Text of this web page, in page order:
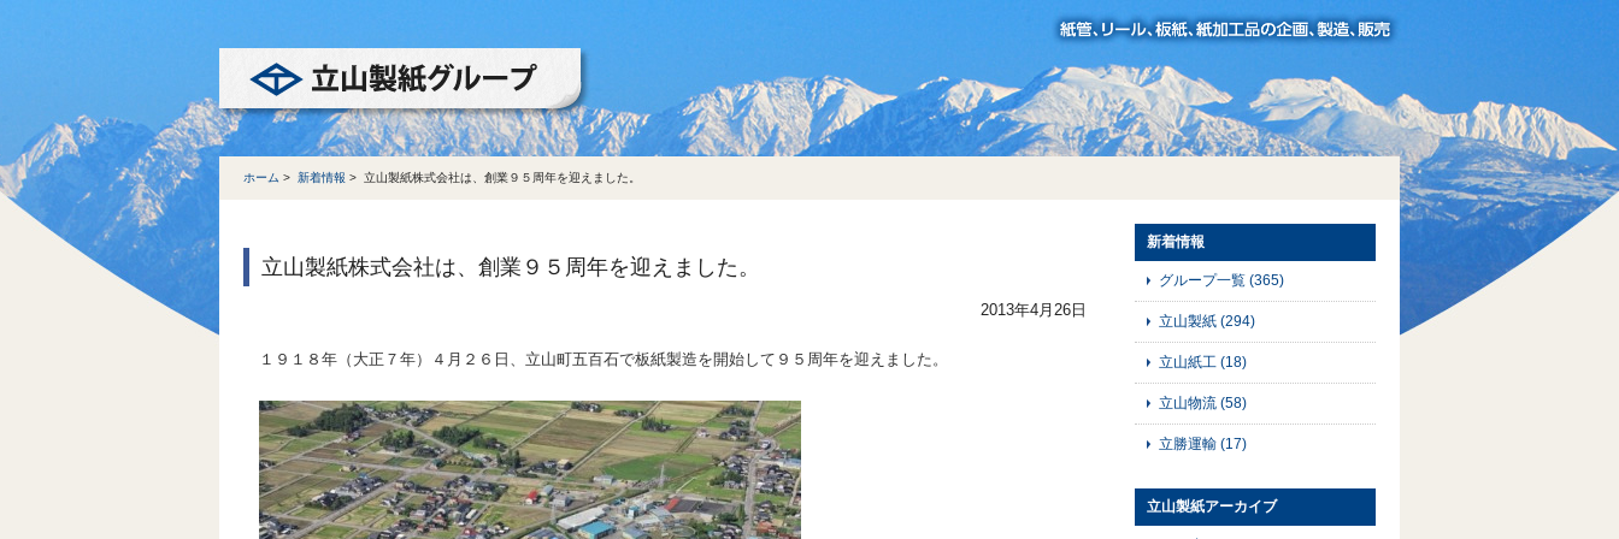
ホーム > 新着情報 > 立山製紙株式会社は、創業９５周年を迎えました。
立山製紙株式会社は、創業９５周年を迎えました。
2013年4月26日
１９１８年（大正７年）４月２６日、立山町五百石で板紙製造を開始して９５周年を迎えました。
新着情報
グループ一覧 (365)
立山製紙 (294)
立山紙工 (18)
立山物流 (58)
立勝運輸 (17)
立山製紙アーカイブ